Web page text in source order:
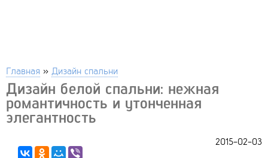
Главная » Дизайн спальни
Дизайн белой спальни: нежная
романтичность и утонченная
элегантность
2015-02-03